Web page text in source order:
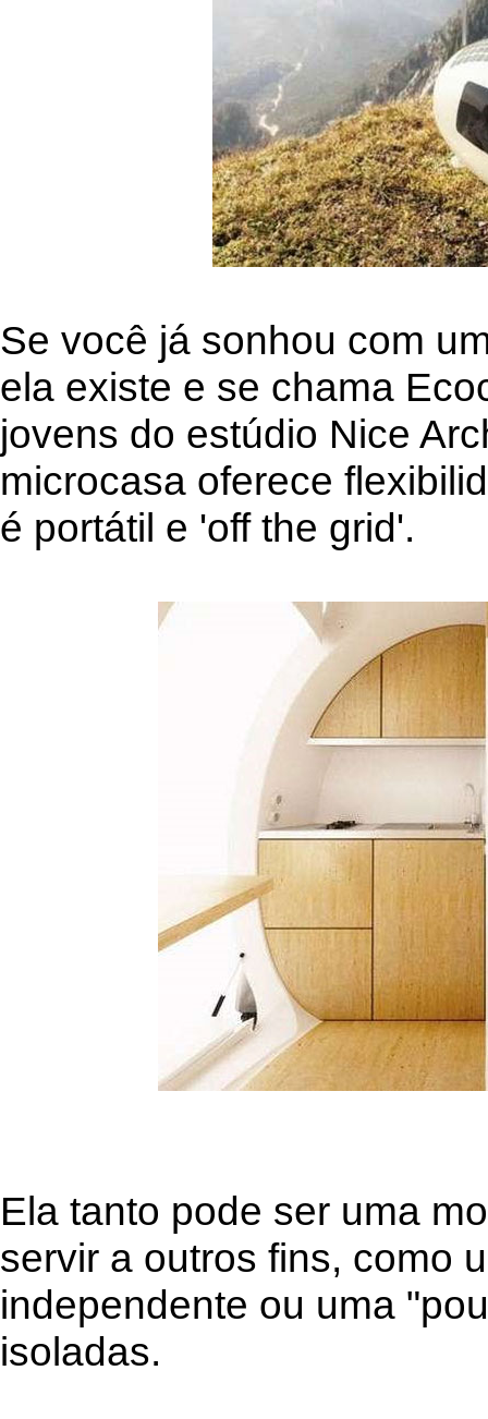
Se você já sonhou com
ela existe e se chama
jovens do estúdio Nice
microcasa oferece
é portátil e 'off the grid'.
Ela tanto pode ser uma
servir a outros fins, como
independente ou uma
isoladas.